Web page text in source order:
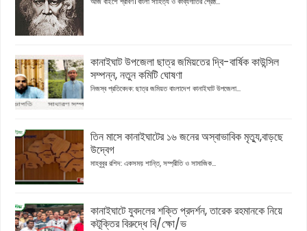
কানাইঘাট উপজেলা ছাত্র জমিয়তের দ্বি-বার্ষিক কাউন্সিল
সম্পন্ন, নতুন কমিটি ঘোষণা
নিজস্ব প্রতিবেদক: ছাত্র জমিয়ত বাংলাদেশ কানাইঘাট উপজেলা...
তিন মাসে কানাইঘাটের ১৬ জনের অস্বাভাবিক মৃত্যু,বাড়ছে
উদ্বেগ
মাহবুবুর রশিদ: একসময় শান্তি, সম্প্রীতি ও সামাজিক...
কানাইঘাটে যুবদলের শক্তি প্রদর্শন, তারেক রহমানকে নিয়ে
কটূক্তির বিরুদ্ধে বি/ক্ষো/ভ